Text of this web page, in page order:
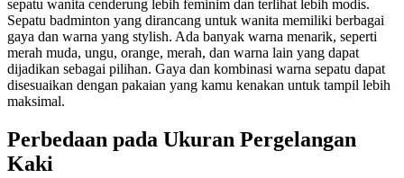
sepatu wanita cenderung lebih feminim dan terlihat lebih modis.
Sepatu badminton yang dirancang untuk wanita memiliki berbagai
gaya dan warna yang stylish. Ada banyak warna menarik, seperti
merah muda, ungu, orange, merah, dan warna lain yang dapat
dijadikan sebagai pilihan. Gaya dan kombinasi warna sepatu dapat
disesuaikan dengan pakaian yang kamu kenakan untuk tampil lebih
maksimal.
Perbedaan pada Ukuran Pergelangan
Kaki